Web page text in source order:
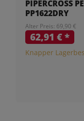
PIPERCROSS
PP1622DRY
Alter Preis: 69,90 €
62,91 €*
Knapper